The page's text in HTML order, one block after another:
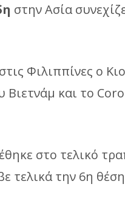
στην Ασία
Φιλιππίνες ο
Βιετνάμ και το
στο τελικό
τελικά την 6η